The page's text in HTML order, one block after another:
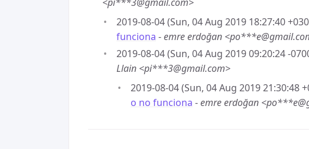
2019-08-04 (Sun, 04 Aug 2019 18:27:40
funciona -emre erdoğan
2019-08-04 (Sun, 04 Aug 2019 09:20:24 -
Llain <pi***3@gmail.com>
2019-08-04 (Sun, 04 Aug 2019 21:30:48
o no funciona -emre erdoğan